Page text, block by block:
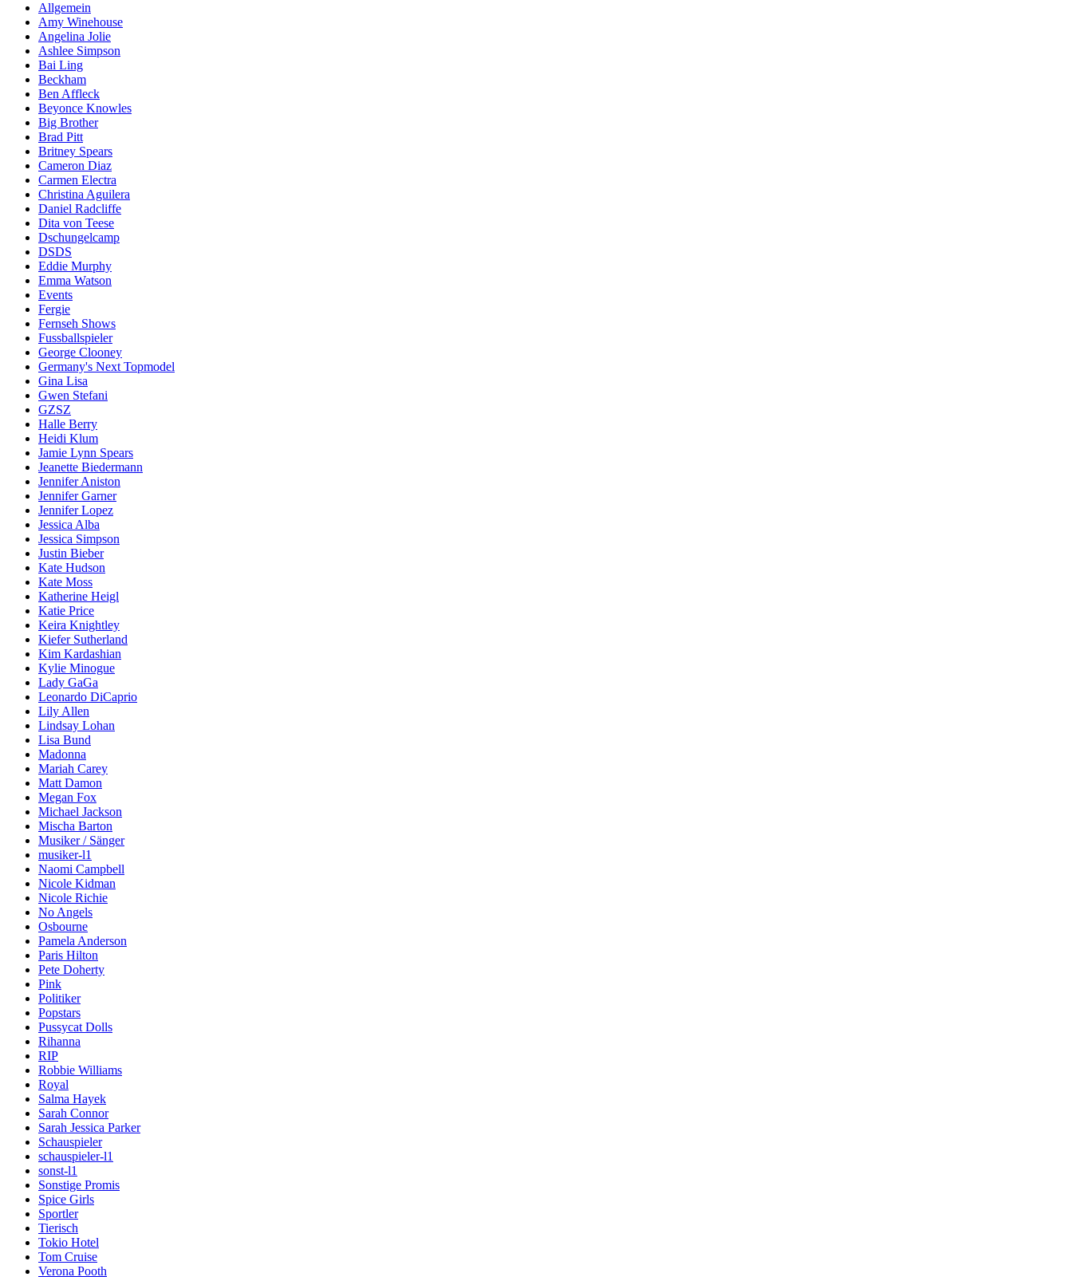
Allgemein
Amy Winehouse
Angelina Jolie
Ashlee Simpson
Bai Ling
Beckham
Ben Affleck
Beyonce Knowles
Big Brother
Brad Pitt
Britney Spears
Cameron Diaz
Carmen Electra
Christina Aguilera
Daniel Radcliffe
Dita von Teese
Dschungelcamp
DSDS
Eddie Murphy
Emma Watson
Events
Fergie
Fernseh Shows
Fussballspieler
George Clooney
Germany's Next Topmodel
Gina Lisa
Gwen Stefani
GZSZ
Halle Berry
Heidi Klum
Jamie Lynn Spears
Jeanette Biedermann
Jennifer Aniston
Jennifer Garner
Jennifer Lopez
Jessica Alba
Jessica Simpson
Justin Bieber
Kate Hudson
Kate Moss
Katherine Heigl
Katie Price
Keira Knightley
Kiefer Sutherland
Kim Kardashian
Kylie Minogue
Lady GaGa
Leonardo DiCaprio
Lily Allen
Lindsay Lohan
Lisa Bund
Madonna
Mariah Carey
Matt Damon
Megan Fox
Michael Jackson
Mischa Barton
Musiker / Sänger
musiker-l1
Naomi Campbell
Nicole Kidman
Nicole Richie
No Angels
Osbourne
Pamela Anderson
Paris Hilton
Pete Doherty
Pink
Politiker
Popstars
Pussycat Dolls
Rihanna
RIP
Robbie Williams
Royal
Salma Hayek
Sarah Connor
Sarah Jessica Parker
Schauspieler
schauspieler-l1
sonst-l1
Sonstige Promis
Spice Girls
Sportler
Tierisch
Tokio Hotel
Tom Cruise
Verona Pooth